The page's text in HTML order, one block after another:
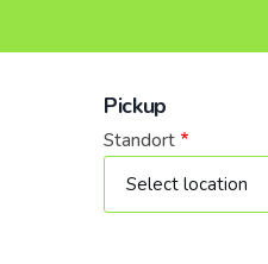
Pickup
Standort